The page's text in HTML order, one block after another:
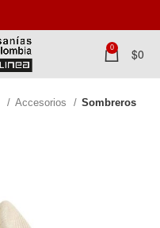
0 $0
Accesorios Sombreros